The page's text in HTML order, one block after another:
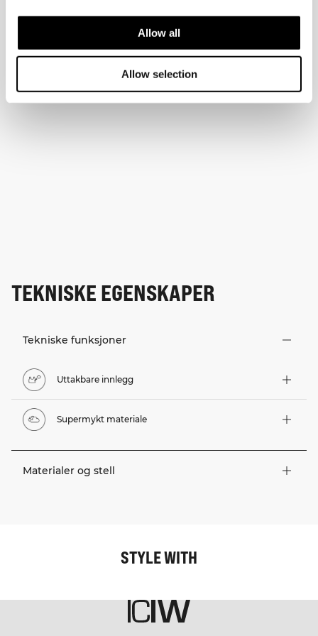
Allow all
Allow selection
TEKNISKE EGENSKAPER
Tekniske funksjoner
Uttakbare innlegg
Supermykt materiale
Materialer og stell
STYLE WITH